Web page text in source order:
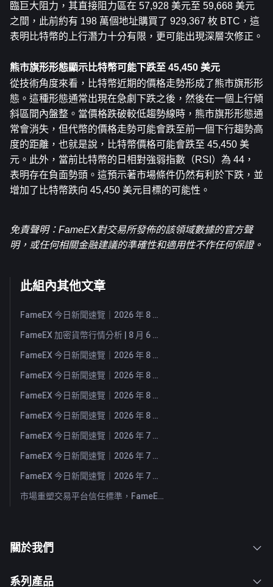
臨巨大阻力，其直接阻力區在 57,928 美元至 59,668 美元
之間，此前約有 198 萬個地址購買了 929,367 枚 BTC，這
表明比特幣的上行潛力十分有限，更可能出現深層次修正。
熊市旗形形態顯示比特幣可能下跌至 45,450 美元
從技術角度來看，比特幣近期的價格走勢形成了熊市旗形形
態。這種形態通常出現在急劇下跌之後，然後在一個上行傾
斜區間內盤整。當價格跌破較低趨勢線時，熊市旗形形態通
常會消失，但代幣的價格走勢可能會跌至前一個下行趨勢高
度的距離，也就是說，比特幣價格可能會跌至 45,450 美
元。此外，當前比特幣的日相對強弱指數（RSI）為 44，
表明存在負面勢頭。這預示著市場條件仍然有利於下跌，並
增加了比特幣跌向 45,450 美元目標的可能性。
免責聲明：FameEX對交易所發佈的該領域數據的官方聲
明，或任何相關金融建議的準確性和適用性不作任何保證。
此組內其他文章
FameEX 今日新聞速覽｜2026 年 8 月 7 日
FameEX 加密貨幣行情分析 | 8 月 6 日, 2026
FameEX 今日新聞速覽｜2026 年 8 月 6 日
FameEX 今日新聞速覽｜2026 年 8 月 5 日
FameEX 今日新聞速覽｜2026 年 8 月 4 日
FameEX 今日新聞速覽｜2026 年 8 月 3 日
FameEX 今日新聞速覽｜2026 年 7 月 31 日
FameEX 今日新聞速覽｜2026 年 7 月 30 日
FameEX 今日新聞速覽｜2026 年 7 月 29 日
市場重塑交易平台信任標準，FameEX 以八年穩健營運持續服務全球用戶
關於我們
系列產品